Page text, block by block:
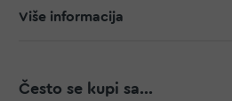
Više informacija
Često se kupi sa...